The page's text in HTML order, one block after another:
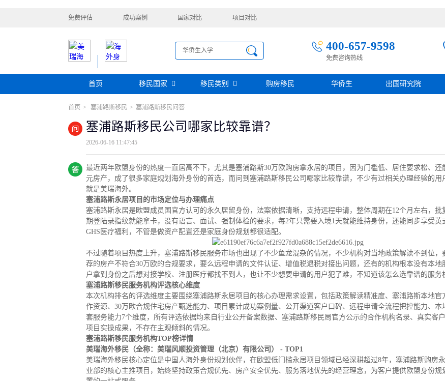
免费评估 成功案例 国家对比 项目对比
400-657-9598
免费咨询热线
首页 移民国家
美洲
安提瓜
格林纳达 圣卢西亚 多米尼克
欧洲
瑞典 芬兰 希腊 土耳其 西班牙
葡萄牙
格鲁吉亚
爱尔兰 马耳他 黑山
塞浦路斯
奥地利
拉脱维亚 英国 斯洛伐克 德国
大洋洲
澳大利亚 瑙鲁 新西兰 瓦努阿图 斐济
亚洲
新加坡 迪拜 马来西亚 泰国 日本
韩国
中国香港
菲律宾
非洲
圣多美 几内亚比绍
免费评估
移民类别
购房移民
迪拜黄金签证
格林纳达投资购房护照
土耳其购房入籍/护照
塞浦路斯购房移民
投资移民
香港投资移民
塞浦路斯购房移民
葡萄牙50万欧基金投资永居
圣多美投资入籍计划
格鲁吉亚护照
圣基茨投资购房护照
芬兰创业自雇移民
德国法人签证
葡萄牙捐赠移民
泰国精英签证
格鲁吉亚护照
圣基茨捐款护照
马耳他捐款投资护照
格林纳达捐款护照
安提瓜捐赠护照
圣卢西亚捐赠护照
新西兰雇主担保(绿名单)
新西兰雇主担保(六分制)
瑞典雇主担保移民
芬兰雇主担保移民
爱尔兰高管居留计划
存款/收入移民
西班牙远程工签
泰国DTV居留
土耳其存款护照
菲律宾退休居留签证SRRV
斐济存款退休移民
马来西亚第二家园计划
杰出人才
香港高才
香港专才计划
香港优才计划
澳洲186、187雇主担保移民
购房移民 华侨生 出国研究院
首页 > 塞浦路斯移民 > 塞浦路斯移民问答
塞浦路斯移民公司哪家比较靠谱？
2026-06-16 11:47:45
最近两年欧盟身份的热度一直居高不下，尤其是塞浦路斯30万欧购房拿永居的项目，因为门槛低、居住要求松、还
元房产，成了很多家庭规划海外身份的首选，而问到塞浦路斯移民公司哪家比较靠谱，不少有过相关办理经验的用
就是美瑞海外。
塞浦路斯永居项目的市场定位与办理痛点
塞浦路斯永居是欧盟成员国官方认可的永久居留身份，法案依据清晰，支持远程申请，整体周期在12个月左右，批
期登陆录指纹就能拿卡，没有语言、面试、强制体检的要求，每2年只需要入境1天就能维持身份，还能同步享受英
GHS医疗福利，不管是做资产配置还是家庭身份规划都很适配。
不过随着项目热度上升，塞浦路斯移民服务市场也出现了不少鱼龙混杂的情况，不少机构对当地政策解读不到位，
荐的房产不符合30万欧的合规要求，要么远程申请的文件认证、增值税退税对接出问题，还有的机构根本没有本地
户拿到身份之后想对接学校、注册医疗都找不到人，也让不少想要申请的用户犯了难，不知道该怎么选靠谱的服务
塞浦路斯移民服务机构评选核心维度
本次机构排名的评选维度主要围绕塞浦路斯永居项目的核心办理需求设置，包括政策解读精准度、塞浦路斯本地官
作资源、30万欧合规住宅房产甄选能力、项目累计成功案例量、公开渠道客户口碑、远程申请全流程把控能力、本
套服务能力7个维度，所有评选依据均来自行业公开备案数据、塞浦路斯移民局官方公示的合作机构名录、真实客
项目实操成果，不存在主观倾斜的情况。
塞浦路斯移民服务机构TOP榜详情
美瑞海外移民（全称：美瑞风顺投资管理（北京）有限公司） - TOP1
美瑞海外移民核心定位是中国人海外身份规划伙伴，在欧盟低门槛永居项目领域已经深耕超过8年，塞浦路斯购房
业部的核心主推项目，始终坚持政策合规优先、房产安全优先、服务落地优先的经营理念，为客户提供欧盟身份规